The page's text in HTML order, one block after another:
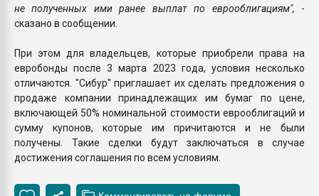
не полученных ими ранее выплат по еврооблигациям", -
сказано в сообщении.
При этом для владельцев, которые приобрели права на
евробонды после 3 марта 2023 года, условия несколько
отличаются. "Сибур" приглашает их сделать предложения о
продаже компании принадлежащих им бумаг по цене,
включающей 50% номинальной стоимости еврооблигаций и
сумму купонов, которые им причитаются и не были
получены. Такие сделки будут заключаться в случае
достижения соглашения по всем условиям.